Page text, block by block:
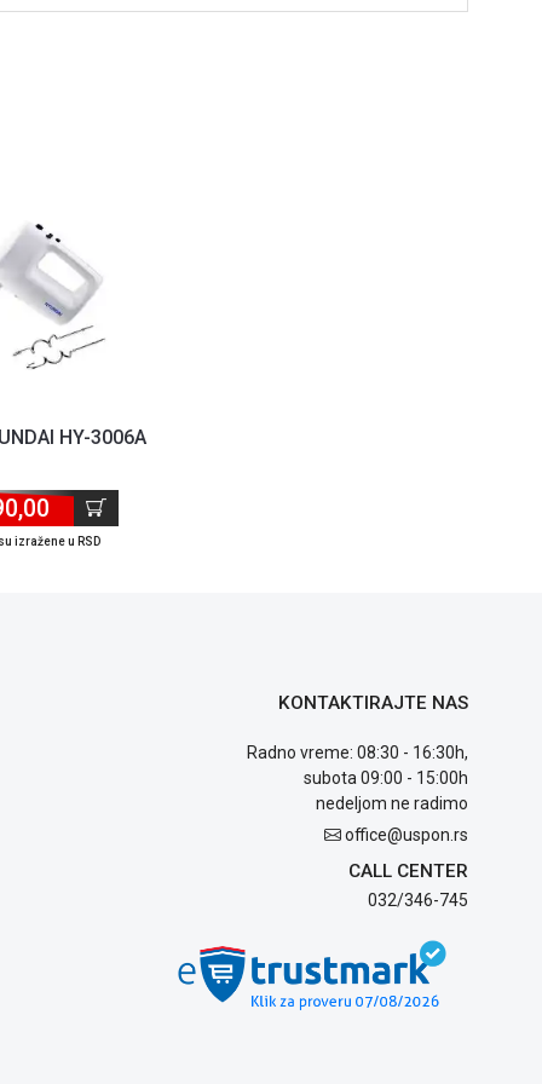
HY-3006A
izražene u RSD
KONTAKTIRAJTE NAS
Radno vreme: 08:30 - 16:30h,
subota 09:00 - 15:00h
nedeljom ne radimo
office@uspon.rs
CALL CENTER
032/346-745